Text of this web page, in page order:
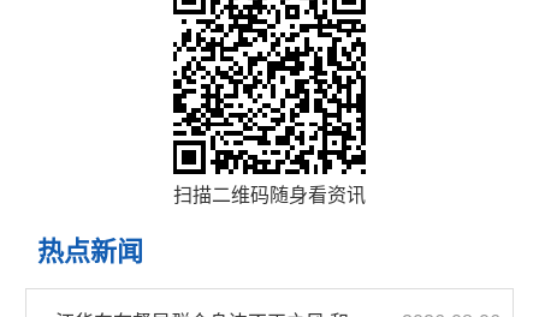
扫描二维码随身看资讯
热点新闻